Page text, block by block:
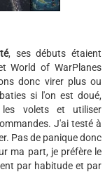
, ses débuts étaient
World of WarPlanes
donc virer plus ou
si l'on est doué,
volets et utiliser
J'ai testé à
Pas de panique donc
ma part, je préfère le
par habitude et par